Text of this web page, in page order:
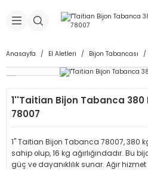
Geri Dön
Makineleri
Geri Dön
Geri Dön
İç Lastikleri
Geri Dön
Geri Dön
& Sibop İlaveleri
Geri Dön
Tüpü
Geri Dön
Makinesi Yedek Parçaları
Yedek Parçaları
Anasayfa El Aletleri Bijon Tabancası
1''Taitian Bijon Tabanca 380
78007
1" Taitian Bijon Tabanca 78007, 380
sahip olup, 16 kg ağırlığındadır. Bu
güç ve dayanıklılık sunar. Ağır